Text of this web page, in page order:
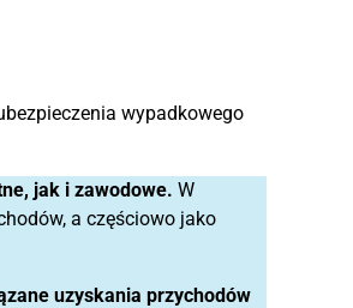
wypadkowego
jak i zawodowe. W
a częściowo jako
uzyskania przychodów